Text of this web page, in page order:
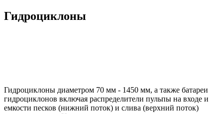
Гидроциклоны
Гидроциклоны диаметром 70 мм - 1450 мм, а также батареи
гидроциклонов включая распределители пульпы на входе и
емкости песков (нижний поток) и слива (верхний поток)